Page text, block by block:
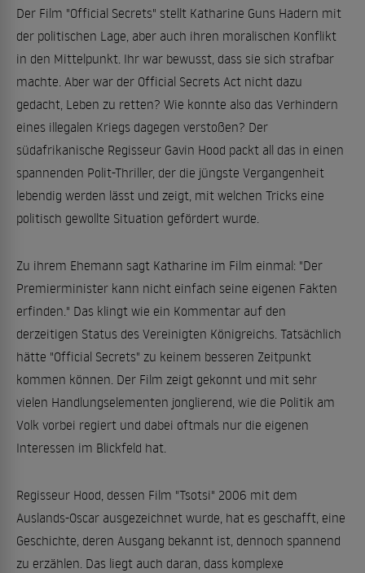
Der Film "Official Secrets" stellt Katharine Guns Hadern mit
der politischen Lage, aber auch ihren moralischen Konflikt
in den Mittelpunkt. Ihr war bewusst, dass sie sich strafbar
machte. Aber war der Official Secrets Act nicht dazu
gedacht, Leben zu retten? Wie konnte also das Verhindern
eines illegalen Kriegs dagegen verstoßen? Der
südafrikanische Regisseur Gavin Hood packt all das in einen
spannenden Polit-Thriller, der die jüngste Vergangenheit
lebendig werden lässt und zeigt, mit welchen Tricks eine
politisch gewollte Situation gefördert wurde.
Zu ihrem Ehemann sagt Katharine im Film einmal: "Der
Premierminister kann nicht einfach seine eigenen Fakten
erfinden." Das klingt wie ein Kommentar auf den
derzeitigen Status des Vereinigten Königreichs. Tatsächlich
hätte "Official Secrets" zu keinem besseren Zeitpunkt
kommen können. Der Film zeigt gekonnt und mit sehr
vielen Handlungselementen jonglierend, wie die Politik am
Volk vorbei regiert und dabei oftmals nur die eigenen
Interessen im Blickfeld hat.
Regisseur Hood, dessen Film "Tsotsi" 2006 mit dem
Auslands-Oscar ausgezeichnet wurde, hat es geschafft, eine
Geschichte, deren Ausgang bekannt ist, dennoch spannend
zu erzählen. Das liegt auch daran, dass komplexe